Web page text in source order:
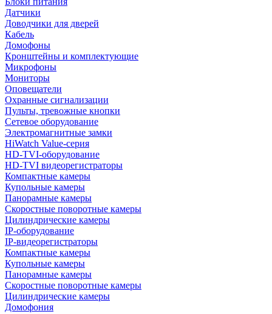
Датчики
Доводчики для дверей
Кабель
Домофоны
Кронштейны и комплектующие
Микрофоны
Мониторы
Оповещатели
Охранные сигнализации
Пульты, тревожные кнопки
Сетевое оборудование
Электромагнитные замки
HiWatch Value-серия
HD-TVI-оборудование
HD-TVI видеорегистраторы
Компактные камеры
Купольные камеры
Панорамные камеры
Скоростные поворотные камеры
Цилиндрические камеры
IP-оборудование
IP-видеорегистраторы
Компактные камеры
Купольные камеры
Панорамные камеры
Скоростные поворотные камеры
Цилиндрические камеры
Домофония